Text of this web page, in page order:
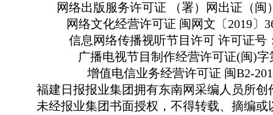
网络出版服务许可证 （署）网出证（闽
网络文化经营许可证 闽网文〔2019〕
信息网络传播视听节目许可 许可证号
广播电视节目制作经营许可证(闽)字
增值电信业务经营许可证 闽B2-
福建日报报业集团拥有东南网采编人员所创
未经报业集团书面授权，不得转载、摘编或